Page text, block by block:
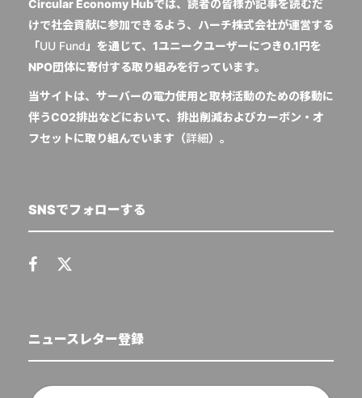
Circular Economy Hubでは、読者の皆様が記事を読むだ
けで社会貢献に参加できるよう、ハーチ株式会社が運営する
「UU Fund 」を通じて、1ユニークユーザーにつき0.1円を
NPO団体に寄付する取り組みを行っています。
当サイトは、サーバーの電力使用と取材活動のための移動に
伴うCO2排出などにおいて、排出削減およびカーボン・オ
フセットに取り組んでいます（詳細）。
SNSでフォローする
ニュースレター登録